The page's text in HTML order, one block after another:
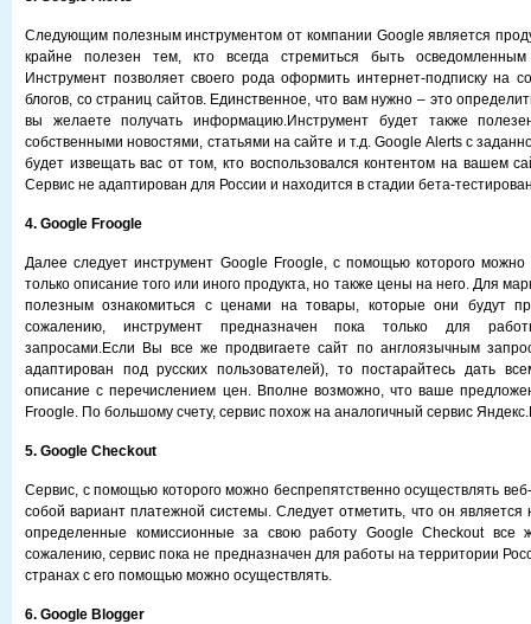
Следующим полезным инструментом от компании Google является
крайне полезен тем, кто всегда стремиться быть осведомленным
Инструмент позволяет своего рода оформить интернет-подписку на
блогов, со страниц сайтов. Единственное, что вам нужно – это
вы желаете получать информацию.Инструмент будет также
собственными новостями, статьями на сайте и т.д. Google Alerts с
будет извещать вас от том, кто воспользовался контентом на вашем
Сервис не адаптирован для России и находится в стадии бета-
4. Google Froogle
Далее следует инструмент Google Froogle, с помощью которого
только описание того или иного продукта, но также цены на него. Для
полезным ознакомиться с ценами на товары, которые они будут
сожалению, инструмент предназначен пока только для
запросами.Если Вы все же продвигаете сайт по англоязычным
адаптирован под русских пользователей), то постарайтесь дать
описание с перечислением цен. Вполне возможно, что ваше
Froogle. По большому счету, сервис похож на аналогичный сервис
5. Google Checkout
Сервис, с помощью которого можно беспрепятственно осуществлять
собой вариант платежной системы. Следует отметить, что он является
определенные комиссионные за свою работу Google Checkout все
сожалению, сервис пока не предназначен для работы на территории
странах с его помощью можно осуществлять.
6. Google Blogger